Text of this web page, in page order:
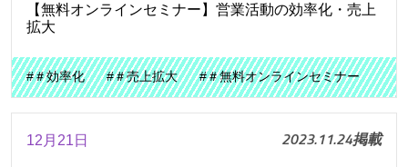
【無料オンラインセミナー】営業活動の効率化・売上
拡大
#＃効率化 #＃売上拡大 #＃無料オンラインセミナー
12月21日 2023.11.24掲載